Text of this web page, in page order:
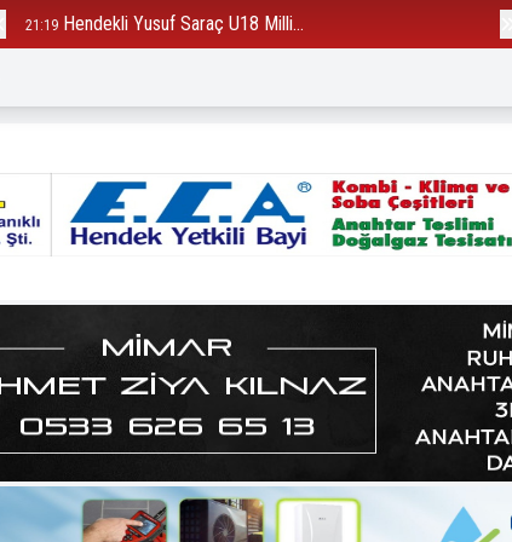
21:19 Hendekli Yusuf Saraç U18 Milli...